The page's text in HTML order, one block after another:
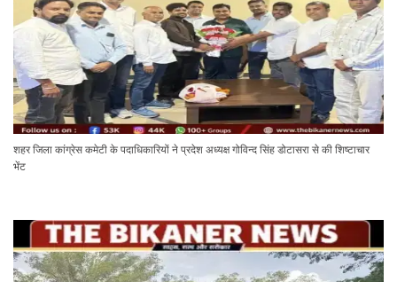
शहर जिला कांग्रेस कमेटी के पदाधिकारियों ने प्रदेश अध्यक्ष गोविन्द सिंह डोटासरा से की शिष्टाचार
भेंट